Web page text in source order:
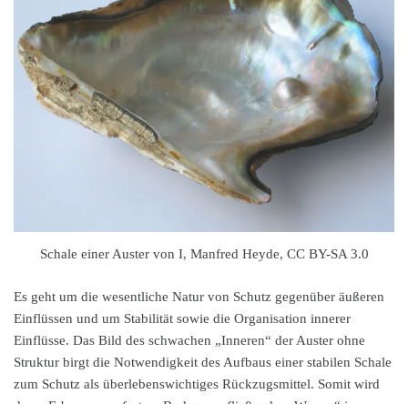
Schale einer Auster von I, Manfred Heyde, CC BY-SA 3.0
Es geht um die wesentliche Natur von Schutz gegenüber äußeren
Einflüssen und um Stabilität sowie die Organisation innerer
Einflüsse. Das Bild des schwachen „Inneren“ der Auster ohne
Struktur birgt die Notwendigkeit des Aufbaus einer stabilen Schale
zum Schutz als überlebenswichtiges Rückzugsmittel. Somit wird